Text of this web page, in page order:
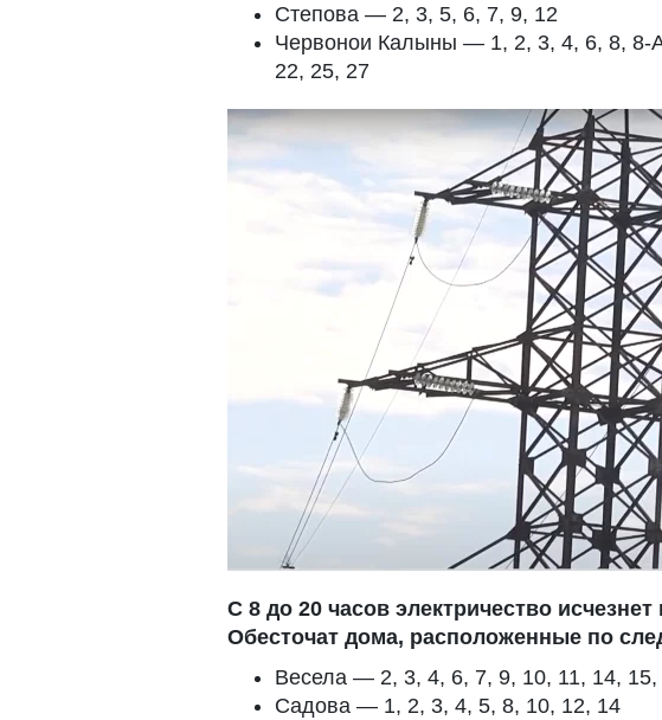
Степова — 2, 3, 5, 6, 7, 9, 12
Червонои Калыны — 1, 2, 3, 4, 6, 8, 8-
22, 25, 27
С 8 до 20 часов электричество
Обесточат дома, расположенные по
Весела — 2, 3, 4, 6, 7, 9, 10, 11, 14, 15,
Садова — 1, 2, 3, 4, 5, 8, 10, 12, 14